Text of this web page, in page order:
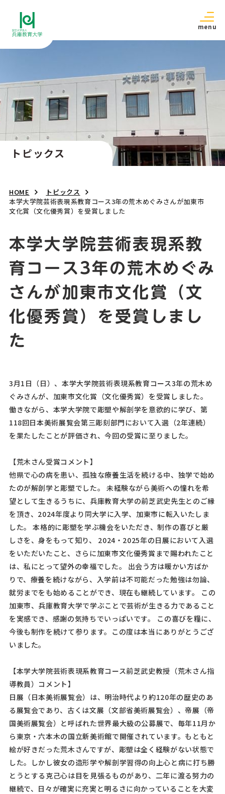
menu
トピックス
HOME
トピックス
本学大学院芸術表現系教育コース3年の荒木めぐみさんが加東市
文化賞（文化優秀賞）を受賞しました
本学大学院芸術表現系教
育コース3年の荒木めぐみ
さんが加東市文化賞（文
化優秀賞）を受賞しまし
た
3月1日（日）、本学大学院芸術表現系教育コース3年の荒木め
ぐみさんが、加東市文化賞（文化優秀賞）を受賞しました。
働きながら、本学大学院で彫塑や解剖学を意欲的に学び、第
118回日本美術展覧会第三彫刻部門において入選（2年連続）
を果たしたことが評価され、今回の受賞に至りました。
【荒木さん受賞コメント】
他県で心の病を患い、孤独な療養生活を続ける中、独学で始め
たのが解剖学と彫塑でした。 未経験ながら美術への憧れを希
望として生きるうちに、兵庫教育大学の前芝武史先生とのご縁
を頂き、2024年度より同大学に入学、加東市に転入いたしま
した。 本格的に彫塑を学ぶ機会をいただき、制作の喜びと厳
しさを、身をもって知り、 2024・2025年の日展において入選
をいただいたこと、さらに加東市文化優秀賞まで賜われたこと
は、私にとって望外の幸福でした。 出会う方は暖かい方ばか
りで、療養を続けながら、入学前は不可能だった勉強は勿論、
就労までをも始めることができ、現在も継続しています。 この
加東市、兵庫教育大学で学ぶことで芸術が生きる力であること
を実感でき、感謝の気持ちでいっぱいです。 この喜びを糧に、
今後も制作を続けて参ります。この度は本当にありがとうござ
いました。
【本学大学院芸術表現系教育コース前芝武史教授（荒木さん指
導教員）コメント】
日展（日本美術展覧会）は、明治時代より約120年の歴史のあ
る展覧会であり、古くは文展（文部省美術展覧会）、帝展（帝
国美術展覧会）と呼ばれた世界最大級の公募展で、毎年11月か
ら東京・六本木の国立新美術館で開催されています。もともと
絵が好きだった荒木さんですが、彫塑は全く経験がない状態で
した。しかし彼女の造形学や解剖学習得の向上心と病に打ち勝
とうとする克己心は目を見張るものがあり、二年に渡る努力の
継続で、日々が確実に充実と明るさに向かっていることを大変